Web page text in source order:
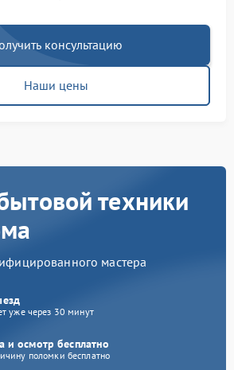
консультацию
Наши цены
техники
мастера
уже через 30 минут
и осмотр бесплатно
поломки бесплатно